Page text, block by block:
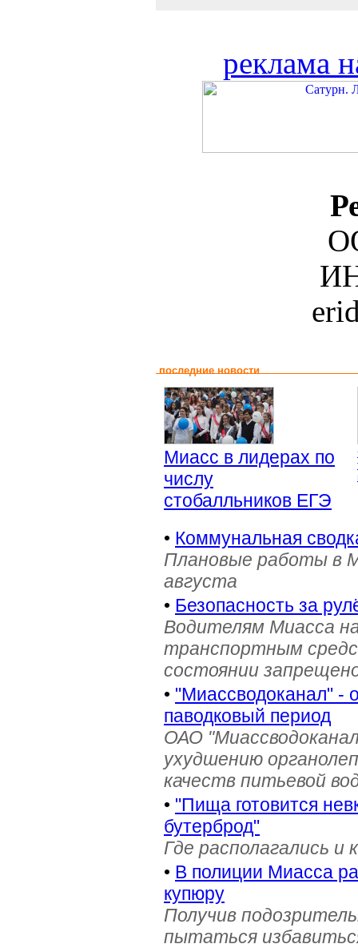
реклама
последние новости
Миасс в лидерах по
числу
стобалльников ЕГЭ
• Коммунальная
Плановые работы в
августа
• Безопасность за
Водителям Миасса
транспортным
состоянии
• "Миассводоканал" -
паводковый период
ОАО
ухудшению
качеств питьевой
• "Пища готовится
бутерброд"
Где располагались и
• В полиции Миасса
купюру
Получив
пытаться